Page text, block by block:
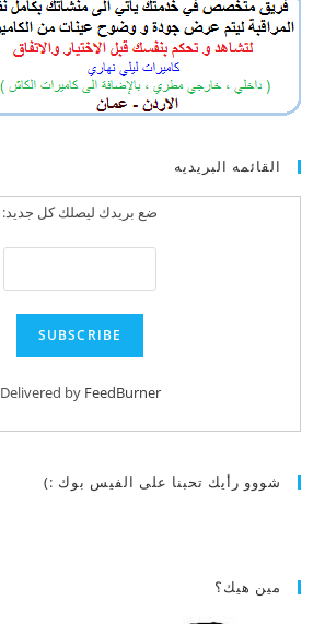
القائمه البريديه
ضع بريدك ليصلك كل جديد:
Delivered by FeedBurner
شووو رأيك تحبنا على الفيس بوك :)
مين هيك؟